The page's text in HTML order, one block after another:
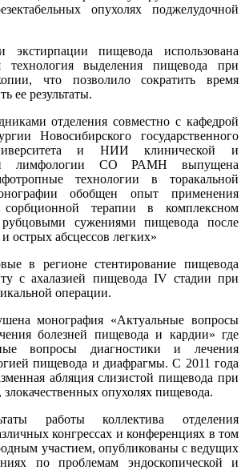
опухолях поджелудочной
пищевода использована
технология выделения пищевода при
что позволило сократить время
ее результаты.
отделения совместно с кафедрой
Новосибирского государственного
и НИИ клинической и
лимфологии СО РАМН выпущена
технологии в торакальной
обобщен опыт применения
терапии в комплексном
сужениями пищевода после
острых абсцессов легких»
в регионе стентирование пищевода
с ахалазией пищевода IV стадии при
операции.
монография «Актуальные вопросы
болезней пищевода и кардии» где
вопросы диагностики и лечения
пищевода и диафрагмы. С 2011 года
абляция слизистой пищевода при
опухолях пищевода.
работы коллектива отделения
конгрессах и конференциях в том
участием, опубликованы с ведущих
по проблемам эндоскопической и